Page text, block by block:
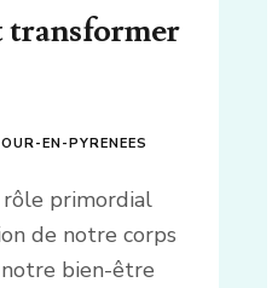
EN-PYRENEES
primordial
de notre corps
bien-être